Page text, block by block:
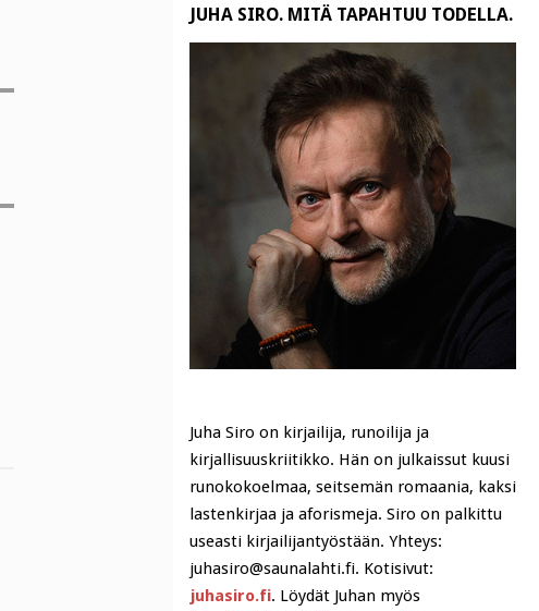
JUHA SIRO. MITÄ TAPAHTUU TODELLA.
Juha Siro on kirjailija, runoilija ja
kirjallisuuskriitikko. Hän on julkaissut kuusi
runokokoelmaa, seitsemän romaania, kaksi
lastenkirjaa ja aforismeja. Siro on palkittu
useasti kirjailijantyöstään. Yhteys:
juhasiro@saunalahti.fi. Kotisivut:
juhasiro.fi. Löydät Juhan myös